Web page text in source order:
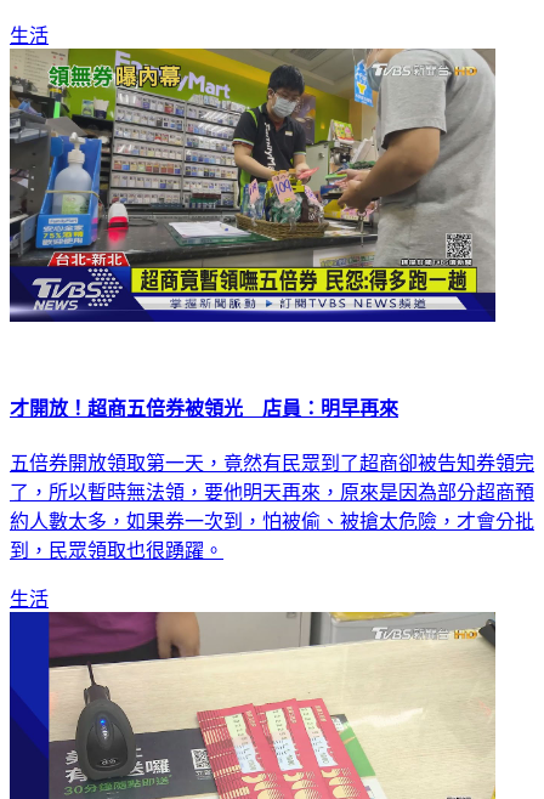
生活
才開放！超商五倍券被領光 店員：明早再來
五倍券開放領取第一天，竟然有民眾到了超商卻被告知券領完
了，所以暫時無法領，要他明天再來，原來是因為部分超商預
約人數太多，如果券一次到，怕被偷、被搶太危險，才會分批
到，民眾領取也很踴躍。
生活